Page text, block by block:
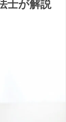
士が解説